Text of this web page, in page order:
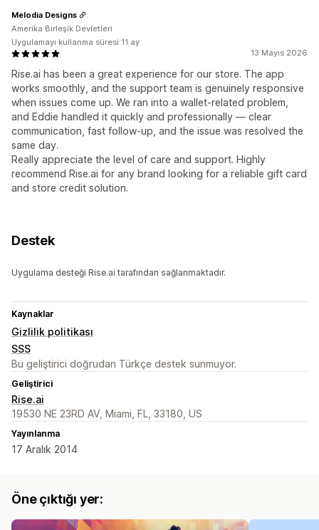
13 Mayıs 2026
Rise.ai has been a great experience for our store. The app
works smoothly, and the support team is genuinely responsive
when issues come up. We ran into a wallet-related problem,
and Eddie handled it quickly and professionally — clear
communication, fast follow-up, and the issue was resolved the
same day.
Really appreciate the level of care and support. Highly
recommend Rise.ai for any brand looking for a reliable gift card
and store credit solution.
Melodia Designs
Amerika Birleşik Devletleri
Uygulamayı kullanma süresi:11 ay
Destek
Uygulama desteği Rise.ai tarafından sağlanmaktadır.
Kaynaklar
Gizlilik politikası
SSS
Bu geliştirici doğrudan Türkçe destek sunmuyor.
Geliştirici
Rise.ai
19530 NE 23RD AV, Miami, FL, 33180, US
Yayınlanma
17 Aralık 2014
Öne çıktığı yer: